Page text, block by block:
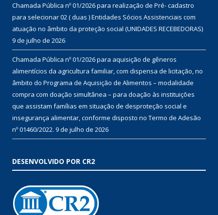
Chamada Pública nº 01/2026 para realização de Pré- cadastro
para selecionar 02 ( duas ) Entidades Sócios Assistenciais com
atuação no âmbito da proteção social (UNIDADES RECEBEDORAS)
9 de julho de 2026
Chamada Pública nº 01/2026 para aquisição de gêneros
alimentícios da agricultura familiar, com dispensa de licitação, no
âmbito do Programa de Aquisição de Alimentos – modalidade
compra com doação simultânea – para doação às instituições
que assistam famílias em situação de desproteção social e
insegurança alimentar, conforme disposto no Termo de Adesão
nº 01460/2022. 9 de julho de 2026
DESENVOLVIDO POR CR2